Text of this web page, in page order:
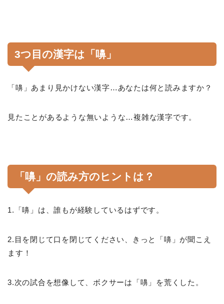
3つ目の漢字は「嚊」
「嚊」あまり見かけない漢字…あなたは何と読みますか？
見たことがあるような無いような…複雑な漢字です。
「嚊」の読み方のヒントは？
1.「嚊」は、誰もが経験しているはずです。
2.目を閉じて口を閉じてください、きっと「嚊」が聞こえ
ます！
3.次の試合を想像して、ボクサーは「嚊」を荒くした。